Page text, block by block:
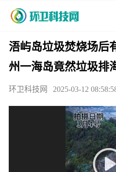
浯屿岛垃圾焚烧场后
州一海岛竟然垃圾排
环卫科技网 2025-03-12